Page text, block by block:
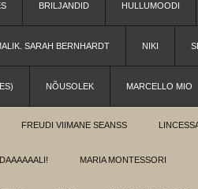
BRILJANDID HULLUMOODI
SARAH BERNHARDT NIKI
NÕUSOLEK MARCELLO MIO
FREUDI VIIMANE SEANSS
DAAAAAALI! MARIA MONTESSORI